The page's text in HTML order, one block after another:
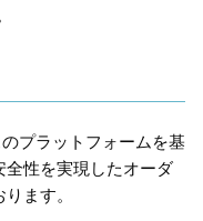
プラットフォームを基
性を実現したオーダ
ます。